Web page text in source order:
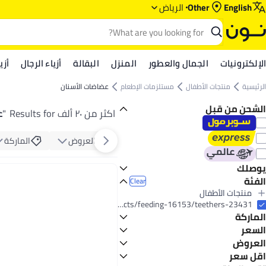
English
Other الرياض‎‎
الإلكترونيات الجمال والعطور المنزل البقالة أزياء الرجال
الرئيسية منتجات الأطفال مستلزمات الإطعام عضاضات الأسنان
الشحن من قبل
يوصلك
اليوم
الفئة Clear
منتجات الأطفال
All منتجات الأطفال
مستلزمات الإطعام
All مستلزمات الإطعام
عضاضات الأسنان
منتجات غرف الأطفال
All منتجات غرف الأطفال
مستلزمات السرير
All مستلزمات السرير
baby-products/feeding-16153/teethers-23431
الماركة
بيجون
شيكو
السعر
GO العروض
عرض
اقل سعر
اكثر من ٢٠ ألف Results for "
العروض
الماركة